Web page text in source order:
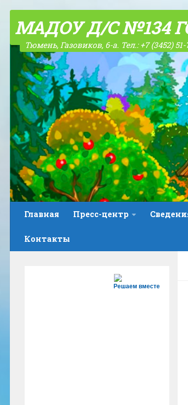
МАДОУ Д/С №134
Тюмень, Газовиков, 6-а. Тел.: +7 (3452) 51-
Главная Пресс-центр
Контакты
Решаем вместе